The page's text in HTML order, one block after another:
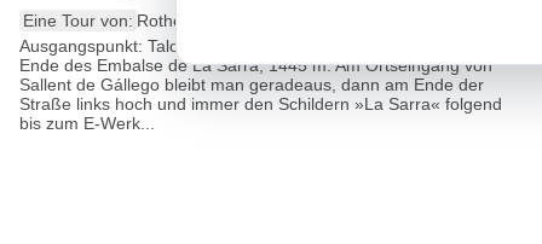
Eine Tour von: Rother Wanderführer Pyrenäen 1 (Roger Büdeler)
Ausgangspunkt: Talort:Sallent de Gállego, 1325 m.Parkplatz am
Ende des Embalse de La Sarra, 1445 m. Am Ortseingang von
Sallent de Gállego bleibt man geradeaus, dann am Ende der
Straße links hoch und immer den Schildern »La Sarra« folgend
bis zum E-Werk...